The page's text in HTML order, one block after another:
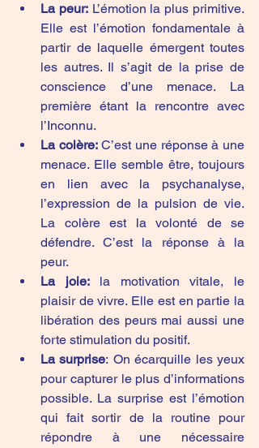
La peur: L’émotion la plus primitive.
Elle est l’émotion fondamentale à
partir de laquelle émergent toutes
les autres. Il s’agit de la prise de
conscience d’une menace. La
première étant la rencontre avec
l’Inconnu.
La colère: C’est une réponse à une
menace. Elle semble être, toujours
en lien avec la psychanalyse,
l’expression de la pulsion de vie.
La colère est la volonté de se
défendre. C’est la réponse à la
peur.
La joie: la motivation vitale, le
plaisir de vivre. Elle est en partie la
libération des peurs mai aussi une
forte stimulation du positif.
La surprise: On écarquille les yeux
pour capturer le plus d’informations
possible. La surprise est l’émotion
qui fait sortir de la routine pour
répondre à une nécessaire